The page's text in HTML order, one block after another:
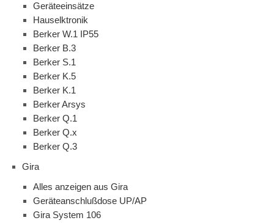
Geräteeinsätze
Hauselktronik
Berker W.1 IP55
Berker B.3
Berker S.1
Berker K.5
Berker K.1
Berker Arsys
Berker Q.1
Berker Q.x
Berker Q.3
Gira
Alles anzeigen aus Gira
Geräteanschlußdose UP/AP
Gira System 106